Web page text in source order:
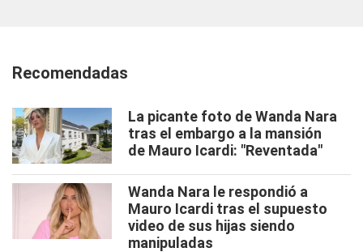
Recomendadas
La picante foto de Wanda Nara
tras el embargo a la mansión
de Mauro Icardi: "Reventada"
Wanda Nara le respondió a
Mauro Icardi tras el supuesto
video de sus hijas siendo
manipuladas